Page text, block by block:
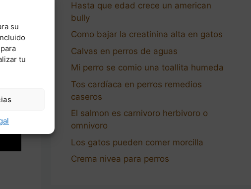
su
tu
Hasta que edad crece un american
bully
Como bajar la creatinina alta en gatos
Calvas en perros de aguas
Mi perro se comio una toallita humeda
Tos cardíaca en perros remedios
caseros
El salmon es carnivoro herbivoro o
omnivoro
Los gatos pueden comer morcilla
Crema nivea para perros